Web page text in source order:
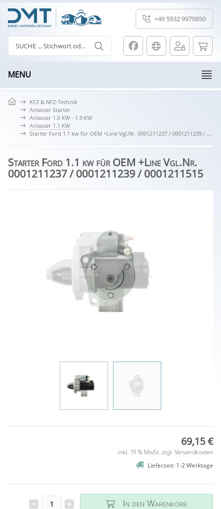
+49 5932 9979850
MENU
KFZ & NFZ-Technik
Anlasser Starter
Anlasser 1.0 KW - 1.9 KW
Anlasser 1.1 KW
Starter Ford 1.1 kw für OEM +Line Vgl.Nr. 0001211237 / 0001211239 / 0001211515
Starter Ford 1.1 kw für OEM +Line Vgl.Nr.
0001211237 / 0001211239 / 0001211515
69,15 €
inkl. 19 % MwSt. zzgl. Versandkosten
Lieferzeit: 1-2 Werktage
In den Warenkorb